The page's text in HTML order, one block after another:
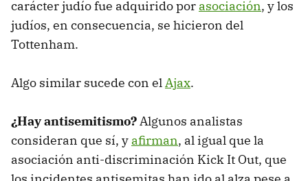
carácter judío fue adquirido por asociación, y los
judíos, en consecuencia, se hicieron del
Tottenham.
Algo similar sucede con elAjax.
¿Hay antisemitismo?Algunos analistas
consideran que sí, y afirman, al igual que la
asociación anti-discriminación Kick It Out, que